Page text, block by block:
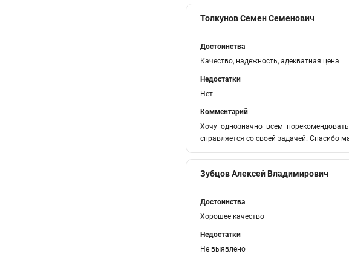
Толкунов Семен Семенович
Достоинства
Качество, надежность, адекватная цена
Недостатки
Нет
Комментарий
Хочу однозначно всем
справляется со своей задачей. Спасибо
Зубцов Алексей Владимирович
Достоинства
Хорошее качество
Недостатки
Не выявлено